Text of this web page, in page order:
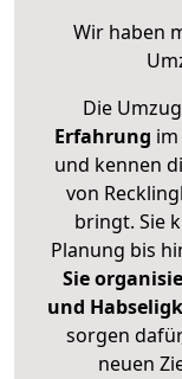
Wir haben
Die
Erfahrung
und kennen
von
bringt. Sie
Planung bis
Sie
und
sorgen
neuen